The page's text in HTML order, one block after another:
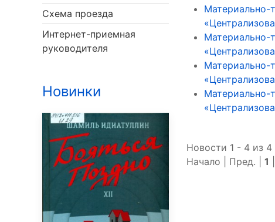
Схема проезда
Интернет-приемная
руководителя
Новинки
Материально-
Материально-
Материально-
Материально-
Новости 1 - 4 из 4
Начало | Пред. | 1